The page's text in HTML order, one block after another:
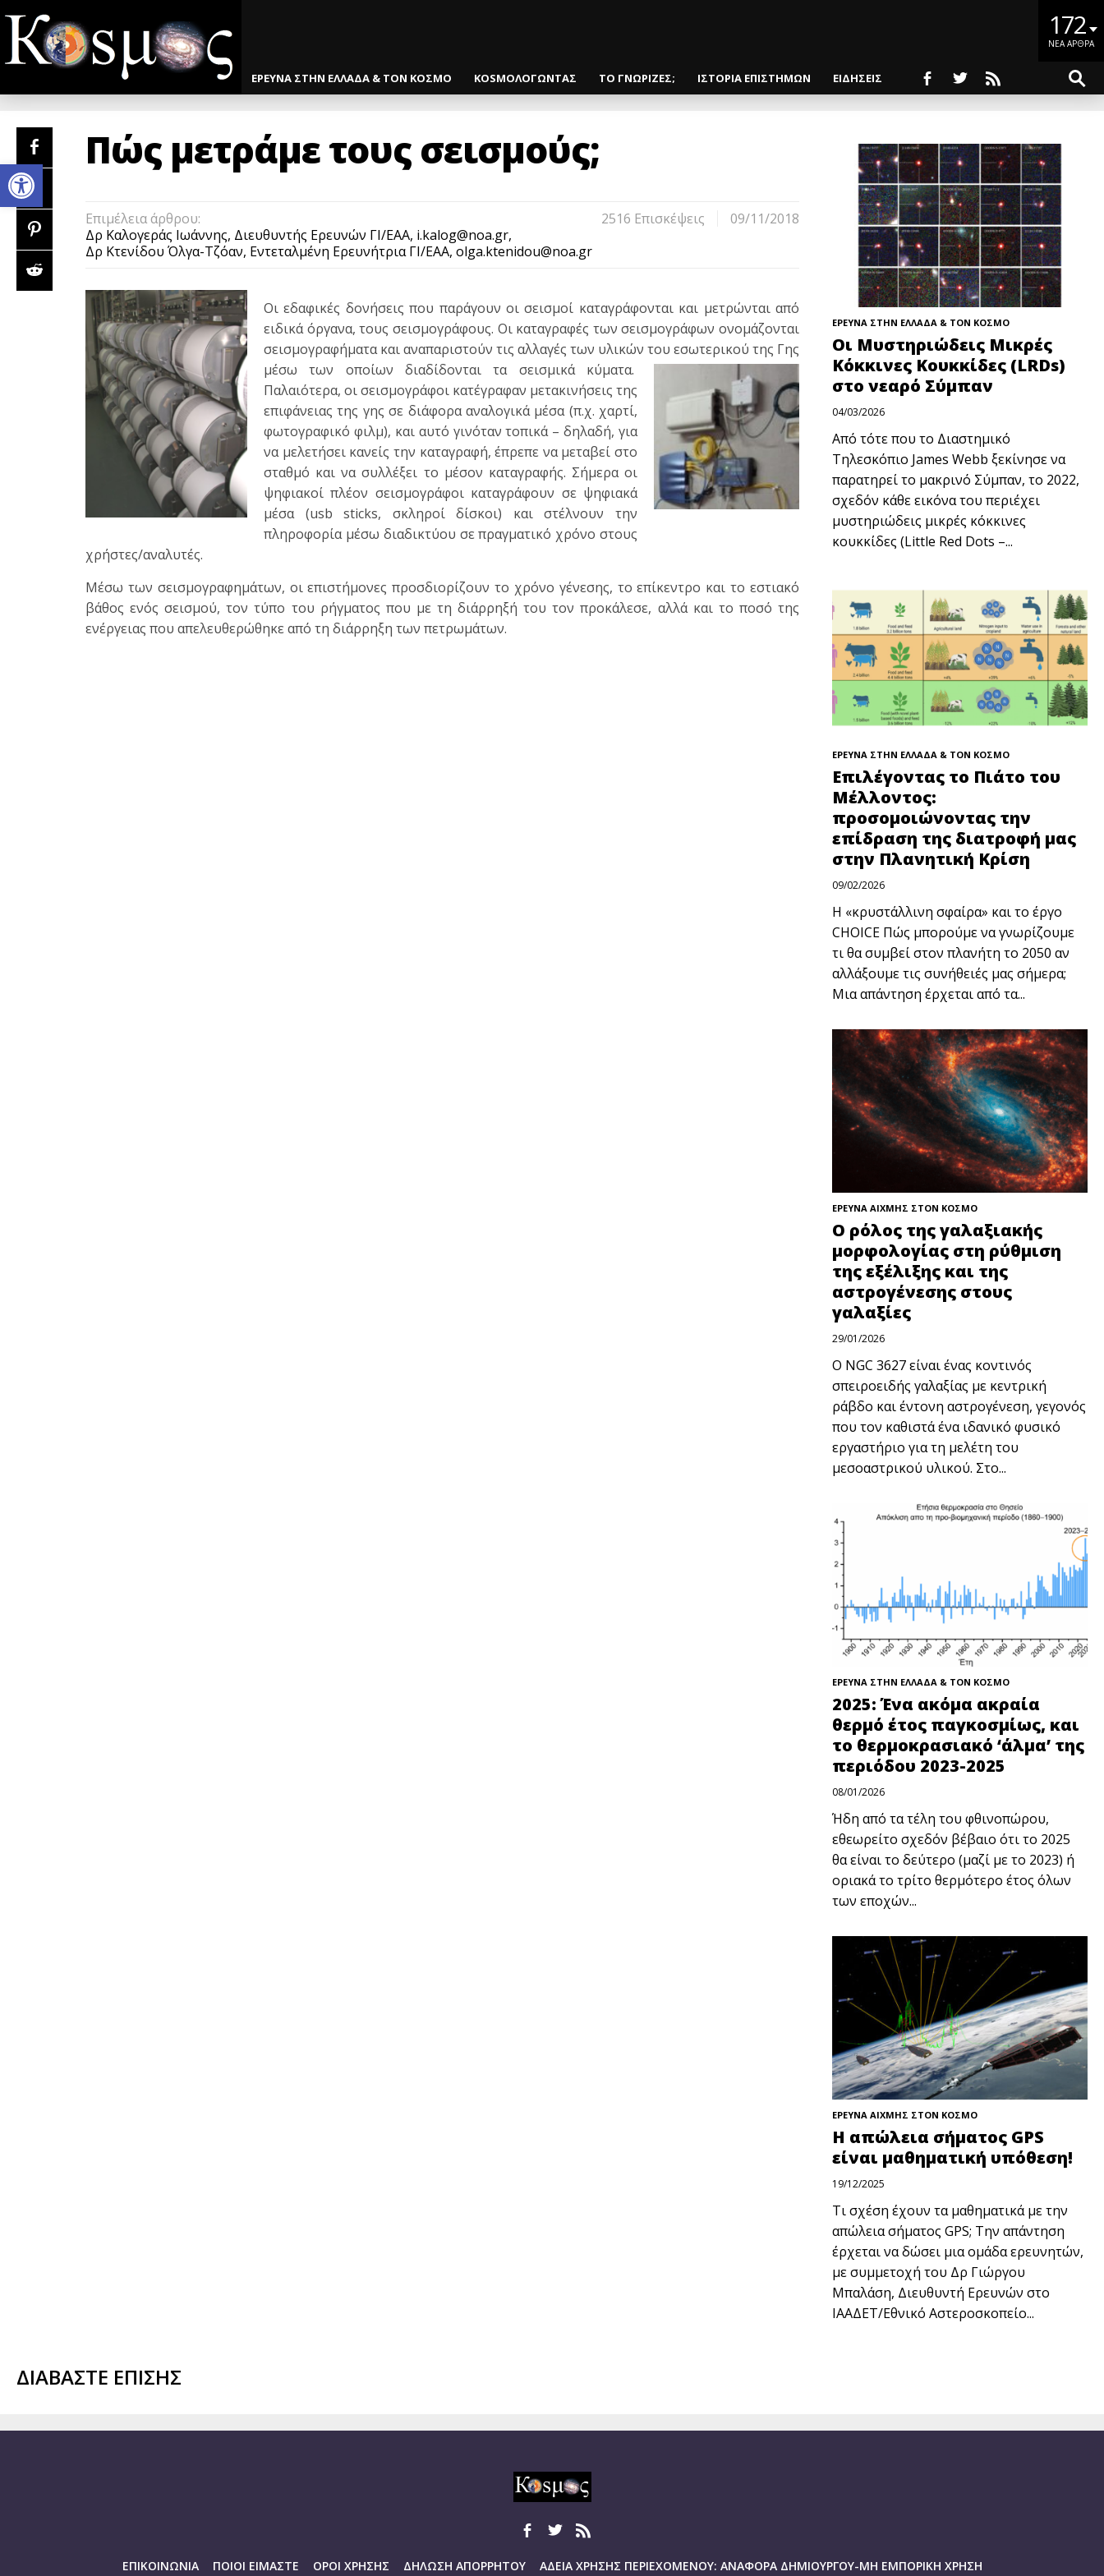
Open toolbar
172
ΝΕΑ ΑΡΘΡΑ
ΕΡΕΥΝΑ ΣΤΗΝ ΕΛΛΑΔΑ & ΤΟΝ ΚΟΣΜΟ KOSMOΛΟΓΩΝΤΑΣ ΤΟ ΓΝΩΡΙΖΕΣ; ΙΣΤΟΡΙΑ ΕΠΙΣΤΗΜΩΝ ΕΙΔΗΣΕΙΣ
Πώς μετράμε τους σεισμούς;
09/11/2018
2516 Eπισκέψεις
Επιμέλεια άρθρου:
Δρ Καλογεράς Ιωάννης, Διευθυντής Ερευνών ΓΙ/ΕΑΑ, i.kalog@noa.gr,
Δρ Κτενίδου Όλγα-Τζόαν, Εντεταλμένη Ερευνήτρια ΓΙ/ΕΑΑ, olga.ktenidou@noa.gr
Οι εδαφικές δονήσεις που παράγουν οι σεισμοί καταγράφονται και μετρώνται από
ειδικά όργανα, τους σεισμογράφους. Οι καταγραφές των σεισμογράφων oνομάζονται
σεισμογραφήματα και αναπαριστούν τις αλλαγές των υλικών του εσωτερικού της Γης
μέσω των οποίων διαδίδονται τα σεισμικά κύματα.
Παλαιότερα, οι σεισμογράφοι κατέγραφαν μετακινήσεις της
επιφάνειας της γης σε διάφορα αναλογικά μέσα (π.χ. χαρτί,
φωτογραφικό φιλμ), και αυτό γινόταν τοπικά – δηλαδή, για
να μελετήσει κανείς την καταγραφή, έπρεπε να μεταβεί στο
σταθμό και να συλλέξει το μέσον καταγραφής. Σήμερα οι
ψηφιακοί πλέον σεισμογράφοι καταγράφουν σε ψηφιακά
μέσα (usb sticks, σκληροί δίσκοι) και στέλνουν την
πληροφορία μέσω διαδικτύου σε πραγματικό χρόνο στους
χρήστες/αναλυτές.
Μέσω των σεισμογραφημάτων, οι επιστήμονες προσδιορίζουν το χρόνο γένεσης, το επίκεντρο και το εστιακό
βάθος ενός σεισμού, τον τύπο του ρήγματος που με τη διάρρηξή του τον προκάλεσε, αλλά και το ποσό της
ενέργειας που απελευθερώθηκε από τη διάρρηξη των πετρωμάτων.
ΕΡΕΥΝΑ ΣΤΗΝ ΕΛΛΑΔΑ & ΤΟΝ ΚΟΣΜΟ
Οι Μυστηριώδεις Μικρές
Κόκκινες Κουκκίδες (LRDs)
στο νεαρό Σύμπαν
04/03/2026
Από τότε που το Διαστημικό
Τηλεσκόπιο James Webb ξεκίνησε να
παρατηρεί το μακρινό Σύμπαν, το 2022,
σχεδόν κάθε εικόνα του περιέχει
μυστηριώδεις μικρές κόκκινες
κουκκίδες (Little Red Dots –...
ΕΡΕΥΝΑ ΣΤΗΝ ΕΛΛΑΔΑ & ΤΟΝ ΚΟΣΜΟ
Επιλέγοντας το Πιάτο του
Μέλλοντος:
προσομοιώνοντας την
επίδραση της διατροφή μας
στην Πλανητική Κρίση
09/02/2026
Η «κρυστάλλινη σφαίρα» και το έργο
CHOICE Πώς μπορούμε να γνωρίζουμε
τι θα συμβεί στον πλανήτη το 2050 αν
αλλάξουμε τις συνήθειές μας σήμερα;
Μια απάντηση έρχεται από τα...
ΕΡΕΥΝΑ ΑΙΧΜΗΣ ΣΤΟΝ ΚΟΣΜΟ
Ο ρόλος της γαλαξιακής
μορφολογίας στη ρύθμιση
της εξέλιξης και της
αστρογένεσης στους
γαλαξίες
29/01/2026
Ο NGC 3627 είναι ένας κοντινός
σπειροειδής γαλαξίας με κεντρική
ράβδο και έντονη αστρογένεση, γεγονός
που τον καθιστά ένα ιδανικό φυσικό
εργαστήριο για τη μελέτη του
μεσοαστρικού υλικού. Στο...
ΕΡΕΥΝΑ ΣΤΗΝ ΕΛΛΑΔΑ & ΤΟΝ ΚΟΣΜΟ
2025: Ένα ακόμα ακραία
θερμό έτος παγκοσμίως, και
το θερμοκρασιακό ‘άλμα’ της
περιόδου 2023-2025
08/01/2026
Ήδη από τα τέλη του φθινοπώρου,
εθεωρείτο σχεδόν βέβαιο ότι το 2025
θα είναι το δεύτερο (μαζί με το 2023) ή
οριακά το τρίτο θερμότερο έτος όλων
των εποχών...
ΕΡΕΥΝΑ ΑΙΧΜΗΣ ΣΤΟΝ ΚΟΣΜΟ
Η απώλεια σήματος GPS
είναι μαθηματική υπόθεση!
19/12/2025
Τι σχέση έχουν τα μαθηματικά με την
απώλεια σήματος GPS; Την απάντηση
έρχεται να δώσει μια ομάδα ερευνητών,
με συμμετοχή του Δρ Γιώργου
Μπαλάση, Διευθυντή Ερευνών στο
ΙΑΑΔΕΤ/Εθνικό Αστεροσκοπείο...
ΔΙΑΒΑΣΤΕ ΕΠΙΣΗΣ
ΕΠΙΚΟΙΝΩΝΙΑ ΠΟΙΟΙ ΕΙΜΑΣΤΕ ΟΡΟΙ ΧΡΗΣΗΣ ΔΗΛΩΣΗ ΑΠΟΡΡΗΤΟΥ ΑΔΕΙΑ ΧΡΗΣΗΣ ΠΕΡΙΕΧΟΜΕΝΟΥ: ΑΝΑΦΟΡΑ ΔΗΜΙΟΥΡΓΟΥ-ΜΗ ΕΜΠΟΡΙΚΗ ΧΡΗΣΗ